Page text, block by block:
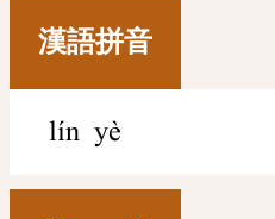
漢語拼音
lín yè